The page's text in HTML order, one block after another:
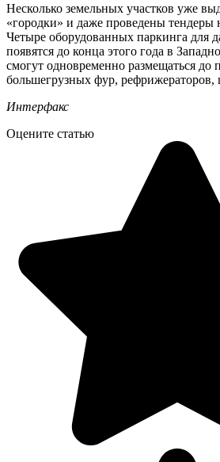
Несколько земельных участков уже
«городки» и даже проведены тендеры
Четыре оборудованных паркинга для
появятся до конца этого года в
смогут одновременно размещаться до
большегрузных фур, рефрижераторов,
Интерфакс
Оцените статью